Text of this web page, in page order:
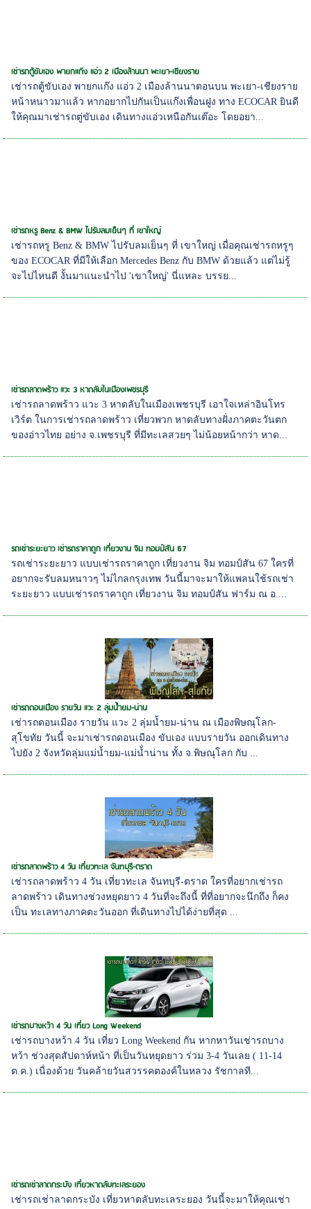
เช่ารถตู้ขับเอง พายกแก๊ง แอ่ว 2 เมืองล้านนา พะเยา-เชียงราย
เช่ารถตู้ขับเอง พายกแก๊ง แอ่ว 2 เมืองล้านนาตอนบน พะเยา-เชียงราย
หน้าหนาวมาแล้ว หากอยากไปกันเป็นแก๊งเพื่อนฝูง ทาง ECOCAR ยินดี
ให้คุณมาเช่ารถตู่ขับเอง เดินทางแอ่วเหนือกันเต๊อะ โดยอยา...
เช่ารถหรู Benz & BMW ไปรับลมเย็นๆ ที่ เขาใหญ่
เช่ารถหรู Benz & BMW ไปรับลมเย็นๆ ที่ เขาใหญ่ เมื่อคุณเช่ารถหรูๆ
ของ ECOCAR ที่มีให้เลือก Mercedes Benz กับ BMW ด้วยแล้ว แต่ไม่รู้
จะไปไหนดี งั้นมาแนะนำไป 'เขาใหญ่' นี่แหละ บรรย...
เช่ารถลาดพร้าว แวะ 3 หาดลับในเมืองเพชรบุรี
เช่ารถลาดพร้าว แวะ 3 หาดลับในเมืองเพชรบุรี เอาใจเหล่าอินโทร
เวิร์ต ในการเช่ารถลาดพร้าว เที่ยวพวก หาดลับทางฝั่งภาคตะวันตก
ของอ่าวไทย อย่าง จ.เพชรบุรี ที่มีทะเลสวยๆ ไม่น้อยหน้ากว่า หาด...
รถเช่าระยะยาว เช่ารถราคาถูก เที่ยวงาน จิม ทอมป์สัน 67
รถเช่าระยะยาว แบบเช่ารถราคาถูก เที่ยวงาน จิม ทอมป์สัน 67 ใครที่
อยากจะรับลมหนาวๆ ไม่ไกลกรุงเทพ วันนี้มาจะมาให้แพลนใช้รถเช่า
ระยะยาว แบบเช่ารถราคาถูก เที่ยวงาน จิม ทอมป์สัน ฟาร์ม ณ อ....
เช่ารถดอนเมือง รายวัน แวะ 2 ลุ่มน้ำยม-น่าน
เช่ารถดอนเมือง รายวัน แวะ 2 ลุ่มน้ำยม-น่าน ณ เมืองพิษณุโลก-
สุโขทัย วันนี้ จะมาเช่ารถดอนเมือง ขับเอง แบบรายวัน ออกเดินทาง
ไปยัง 2 จังหวัดลุ่มแม่น้ำยม-แม่น้่ำน่าน ทั้ง จ.พิษณุโลก กับ ...
เช่ารถลาดพร้าว 4 วัน เที่ยวทะเล จันทบุรี-ตราด
เช่ารถลาดพร้าว 4 วัน เที่ยวทะเล จันทบุรี-ตราด ใครที่อยากเช่ารถ
ลาดพร้าว เดินทางช่วงหยุดยาว 4 วันที่จะถึงนี้ ที่ที่อยากจะนึกถึง ก็คง
เป็น ทะเลทางภาคตะวันออก ที่เดินทางไปได้ง่ายที่สุด ...
เช่ารถบางหว้า 4 วัน เที่ยว Long Weekend
เช่ารถบางหว้า 4 วัน เที่ยว Long Weekend กัน หากหาวันเช่ารถบาง
หว้า ช่วงสุดสัปดาห์หน้า ที่เป็นวันหยุดยาว ร่วม 3-4 วันเลย ( 11-14
ต.ค.) เนื่องด้วย วันคล้ายวันสวรรคตองค์ในหลวง รัชกาลที...
เช่ารถเช่าลาดกระบัง เที่ยวหาดลับทะเลระยอง
เช่ารถเช่าลาดกระบัง เที่ยวหาดลับทะเลระยอง วันนี้จะมาให้คุณเช่า